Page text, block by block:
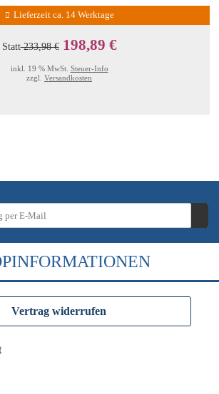
Lieferzeit ca. 14 Werktage
Statt233,98 € 198,89 €
inkl. 19 % MwSt. Steuer-Info
zzgl. Versandkosten
Vertrag widerrufen